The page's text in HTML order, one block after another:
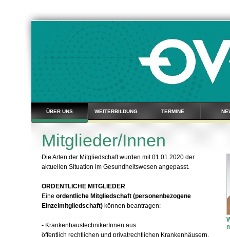
ÜBER UNS WEITERBILDUNG TERMINE
Mitglieder/Innen
Die Arten der Mitgliedschaft wurden mit 01.01.2020 der
aktuellen Situation im Gesundheitswesen angepasst.
ORDENTLICHE MITGLIEDER
Eine ordentliche Mitgliedschaft (personenbezogene
Einzelmitgliedschaft) können beantragen:
- KrankenhaustechnikerInnen aus
öffentlich rechtlichen und privatrechtlichen Krankenhäusern,